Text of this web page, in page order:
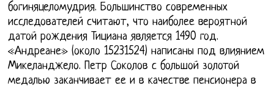
богиняцеломудрия. Большинство современных
исследователей считают, что наиболее вероятной
датой рождения Тициана является 1490 год.
«Андреане» (около 15231524) написаны под влиянием
Микеланджело. Петр Соколов с большой золотой
медалью заканчивает ее и в качестве пенсионера в